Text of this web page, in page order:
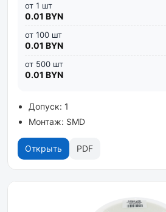
от 1 шт
0.01 BYN
от 100 шт
0.01 BYN
от 500 шт
0.01 BYN
Допуск: 1
Монтаж: SMD
Открыть PDF